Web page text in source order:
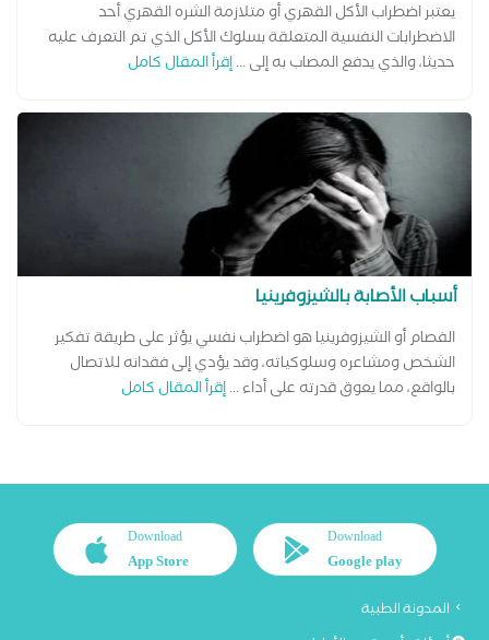
يعتبر اضطراب الأكل القهري أو متلازمة الشره القهري أحد
الاضطرابات النفسية المتعلقة بسلوك الأكل الذي تم التعرف عليه
حديثا، والذي يدفع المصاب به إلى ...إقرأ المقال كامل
أسباب الأصابة بالشيزوفرينيا
الفصام أو الشيزوفرينيا هو اضطراب نفسي يؤثر على طريقة تفكير
الشخص ومشاعره وسلوكياته، وقد يؤدي إلى فقدانه للاتصال
بالواقع، مما يعوق قدرته على أداء ...إقرأ المقال كامل
Download
Google play
Download
App Store
المدونة الطبية